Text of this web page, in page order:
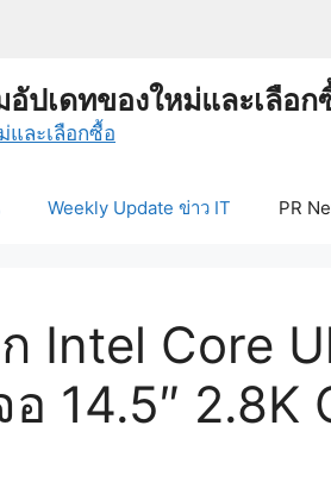
ปเดทของใหม่และเลือก
Weekly Update ข่าว IT PR
Intel Core
14.5″ 2.8K